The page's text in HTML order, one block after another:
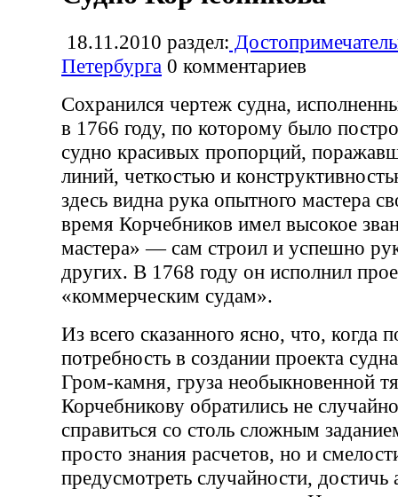
18.11.2010 раздел:
Петербурга 0 комментариев
Сохранился чертеж судна,
в 1766 году, по которому было
судно красивых пропорций,
линий, четкостью и
здесь видна рука опытного мастера
время Корчебников имел высокое
мастера» — сам строил и успешно
других. В 1768 году он исполнил
«коммерческим судам».
Из всего сказанного ясно, что, когда
потребность в создании проекта
Гром-камня, груза необыкновенной
Корчебникову обратились не
справиться со столь сложным
просто знания расчетов, но и
предусмотреть случайности,